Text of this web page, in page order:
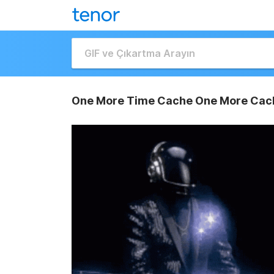
One More Time Cache One More